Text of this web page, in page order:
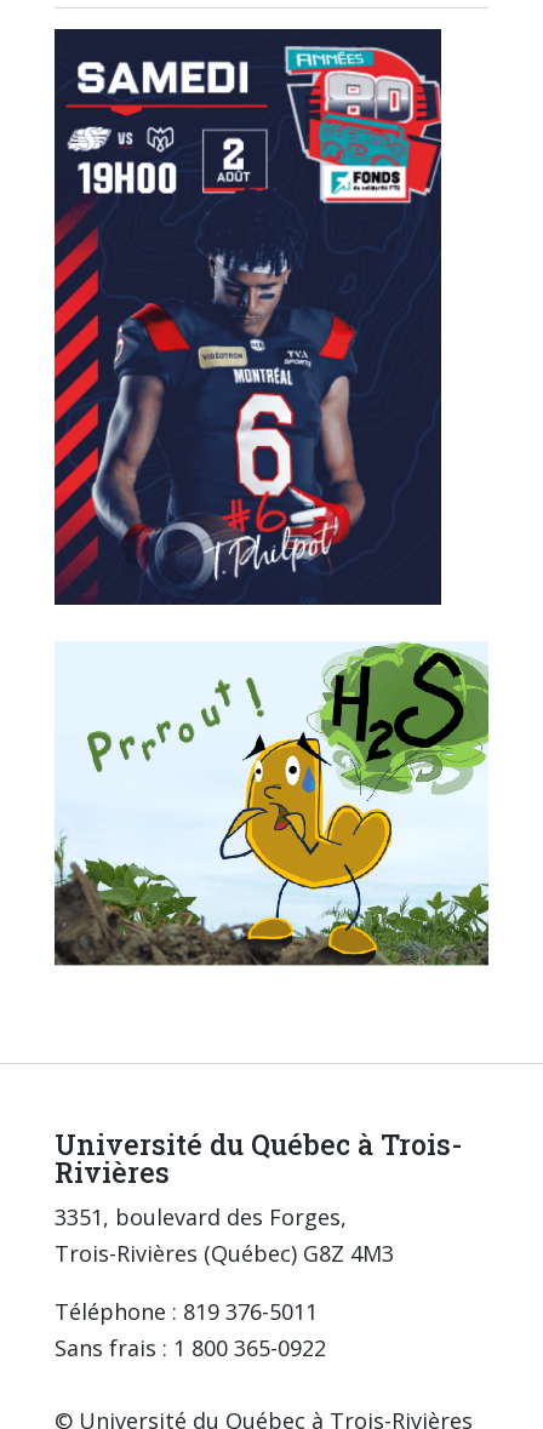
Université du Québec à Trois-
Rivières
3351, boulevard des Forges,
Trois-Rivières (Québec) G8Z 4M3
Téléphone : 819 376-5011
Sans frais : 1 800 365-0922
© Université du Québec à Trois-Rivières